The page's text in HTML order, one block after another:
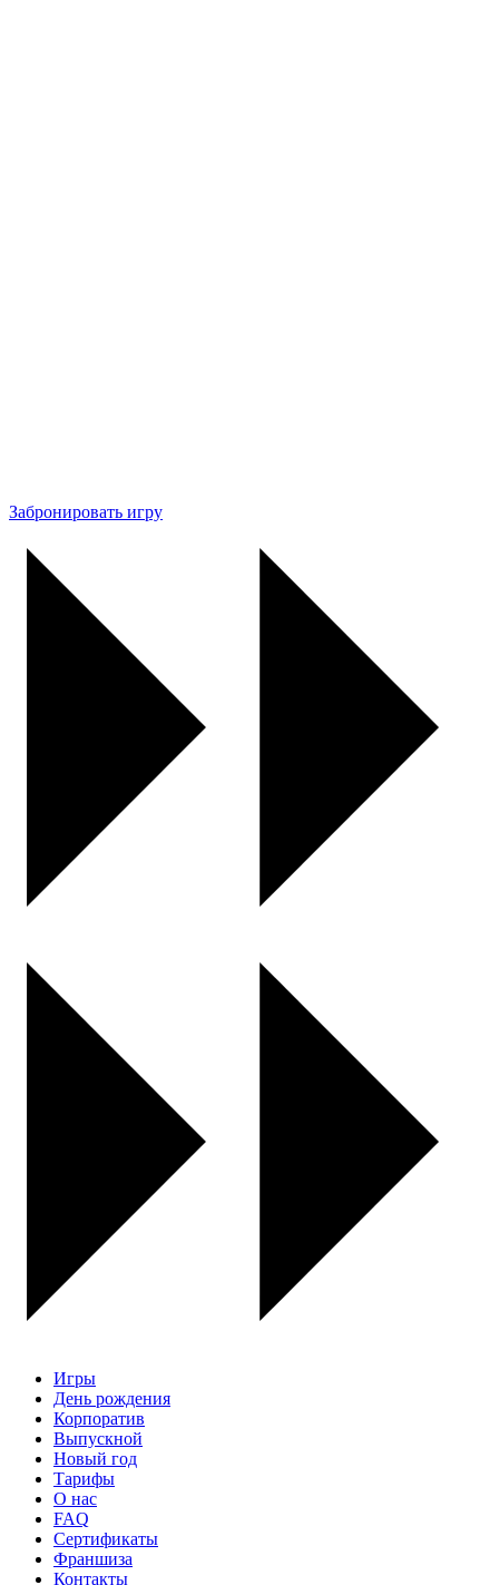
Забронировать игру
Игры
День рождения
Корпоратив
Выпускной
Новый год
Тарифы
О нас
FAQ
Сертификаты
Франшиза
Контакты